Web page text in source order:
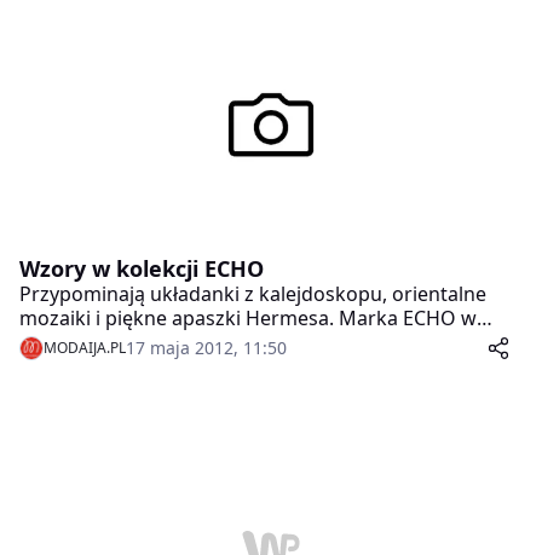
Wzory w kolekcji ECHO
Przypominają układanki z kalejdoskopu, orientalne
mozaiki i piękne apaszki Hermesa. Marka ECHO w
kolekcji na wiosnę-lato proponuje starannie
przemyślane i dopracowane wzory.
MODAIJA.PL17 maja 2012, 11:50